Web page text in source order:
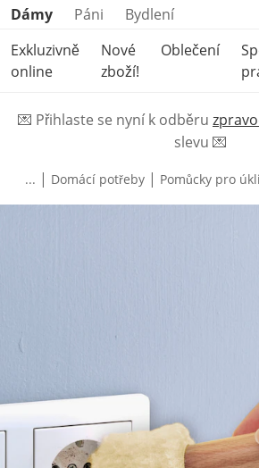
Přeskočit kategorie produktů
Dámy Páni
Bydlení
Exkluzivně
online
Nové
zboží!
Oblečení
💌 Přihlaste se nyní k odběru
slevu 💌
... | Domácí potřeby | Pomůcky pro